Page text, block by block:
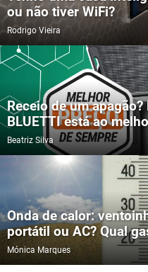
ou não tiver WiFi?
Rodrigo Vieira
Receio de um
BLUETTI está ao
Beatriz Silva
Onda de calor:
portátil ou AC? Qual
Mónica Marques